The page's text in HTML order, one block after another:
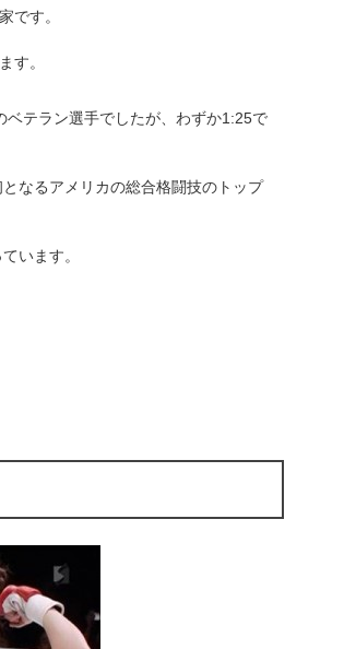
です。
す。
テラン選手でしたが、わずか1:25で
なるアメリカの総合格闘技のトップ
います。